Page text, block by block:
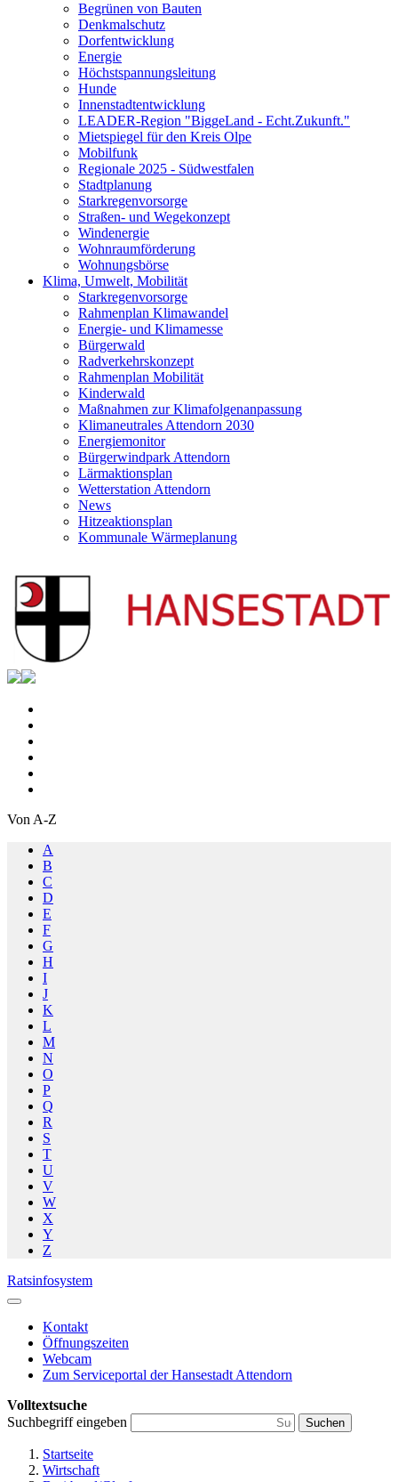
Begrünen von Bauten
Denkmalschutz
Dorfentwicklung
Energie
Höchstspannungsleitung
Hunde
Innenstadtentwicklung
LEADER-Region "BiggeLand - Echt.Zukunft."
Mietspiegel für den Kreis Olpe
Mobilfunk
Regionale 2025 - Südwestfalen
Stadtplanung
Starkregenvorsorge
Straßen- und Wegekonzept
Windenergie
Wohnraumförderung
Wohnungsbörse
Klima, Umwelt, Mobilität
Starkregenvorsorge
Rahmenplan Klimawandel
Energie- und Klimamesse
Bürgerwald
Radverkehrskonzept
Rahmenplan Mobilität
Kinderwald
Maßnahmen zur Klimafolgenanpassung
Klimaneutrales Attendorn 2030
Energiemonitor
Bürgerwindpark Attendorn
Lärmaktionsplan
Wetterstation Attendorn
News
Hitzeaktionsplan
Kommunale Wärmeplanung
Von A-Z
A
B
C
D
E
F
G
H
I
J
K
L
M
N
O
P
Q
R
S
T
U
V
W
X
Y
Z
Ratsinfosystem
Kontakt
Öffnungszeiten
Webcam
Zum Serviceportal der Hansestadt Attendorn
Volltextsuche
Suchbegriff eingeben
Suchen
Startseite
Wirtschaft